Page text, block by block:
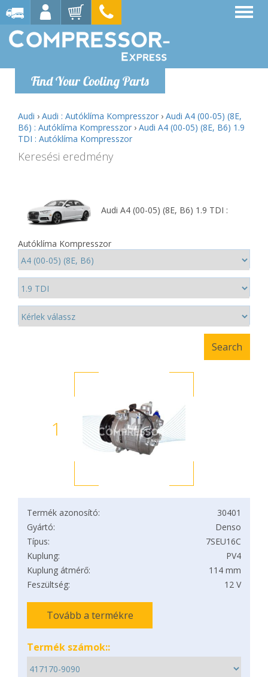
Find Your Cooling Parts
Audi › Audi : Autóklíma Kompresszor › Audi A4 (00-05) (8E,
B6) : Autóklíma Kompresszor › Audi A4 (00-05) (8E, B6) 1.9
TDI : Autóklíma Kompresszor
Keresési eredmény
Audi A4 (00-05) (8E, B6) 1.9 TDI :
Autóklíma Kompresszor
1
Termék azonosító:
30401
Gyártó:
Denso
Típus:
7SEU16C
Kuplung:
PV4
Kuplung átmérő:
114 mm
Feszültség:
12 V
Tovább a termékre
Termék számok::